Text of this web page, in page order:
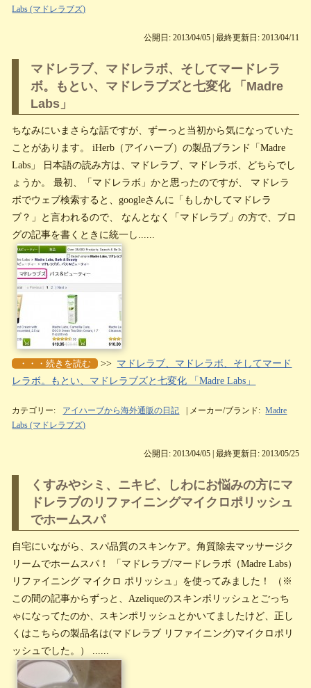
Labs (マドレラブズ)
公開日: 2013/04/05 | 最終更新日: 2013/04/11
マドレラブ、マドレラボ、そしてマードレラ
ボ。もとい、マドレラブズと七変化 「Madre
Labs」
ちなみにいまさらな話ですが、ずーっと当初から気になっていた
ことがあります。 iHerb（アイハーブ）の製品ブランド「Madre
Labs」 日本語の読み方は、マドレラブ、マドレラボ、どちらでし
ょうか。 最初、「マドレラボ」かと思ったのですが、 マドレラ
ボでウェブ検索すると、googleさんに「もしかしてマドレラ
ブ？」と言われるので、 なんとなく「マドレラブ」の方で、ブロ
グの記事を書くときに統一し......
・・・続きを読む >> マドレラブ、マドレラボ、そしてマード
レラボ。もとい、マドレラブズと七変化 「Madre Labs」
カテゴリー: アイハーブから海外通販の日記 | メーカー/ブランド: Madre
Labs (マドレラブズ)
公開日: 2013/04/05 | 最終更新日: 2013/05/25
くすみやシミ、ニキビ、しわにお悩みの方にマ
ドレラブのリファイニングマイクロポリッシュ
でホームスパ
自宅にいながら、スパ品質のスキンケア。角質除去マッサージク
リームでホームスパ！ 「マドレラブ/マードレラボ（Madre Labs）
リファイニング マイクロ ポリッシュ」を使ってみました！ （※
この間の記事からずっと、Azeliqueのスキンポリッシュとごっち
ゃになってたのか、スキンポリッシュとかいてましたけど、正し
くはこちらの製品名は(マドレラブ リファイニング)マイクロポリ
ッシュでした。） ......